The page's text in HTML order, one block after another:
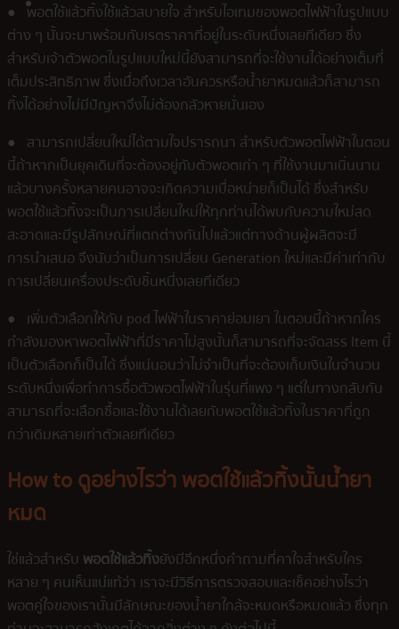
● พอตใช้แล้วทิ้งใช้แล้วสบายใจ สำหรับไอเทมของพอตไฟฟ้าในรูปแบบ
ต่าง ๆ นั้นจะมาพร้อมกับเรตราคาที่อยู่ในระดับหนึ่งเลยทีเดียว ซึ่ง
สำหรับเจ้าตัวพอตในรูปแบบใหม่นี้ยังสามารถที่จะใช้งานได้อย่างเต็มที่
เต็มประสิทธิภาพ ซึ่งเมื่อถึงเวลาอันควรหรือน้ำยาหมดแล้วก็สามารถ
ทิ้งได้อย่างไม่มีปัญหาจึงไม่ต้องกลัวหายนั่นเอง
● สามารถเปลี่ยนใหม่ได้ตามใจปรารถนา สำหรับตัวพอตไฟฟ้าในตอน
นี้ถ้าหากเป็นยุคเดิมที่จะต้องอยู่กับตัวพอตเก่า ๆ ที่ใช้งานมาเนิ่นนาน
แล้วบางครั้งหลายคนอาจจะเกิดความเบื่อหน่ายก็เป็นได้ ซึ่งสำหรับ
พอตใช้แล้วทิ้งจะเป็นการเปลี่ยนใหม่ให้ทุกท่านได้พบกับความใหม่สด
สะอาดและมีรูปลักษณ์ที่แตกต่างกันไปแล้วแต่ทางด้านผู้ผลิตจะมี
การนำเสนอ จึงนับว่าเป็นการเปลี่ยน Generation ใหม่และมีค่าเท่ากับ
การเปลี่ยนเครื่องประดับชิ้นหนึ่งเลยทีเดียว
● เพิ่มตัวเลือกให้กับ pod ไฟฟ้าในราคาย่อมเยา ในตอนนี้ถ้าหากใคร
กำลังมองหาพอตไฟฟ้าที่มีราคาไม่สูงนั้นก็สามารถที่จะจัดสรร Item นี้
เป็นตัวเลือกก็เป็นได้ ซึ่งแน่นอนว่าไม่จำเป็นที่จะต้องเก็บเงินในจำนวน
ระดับหนึ่งเพื่อทำการซื้อตัวพอตไฟฟ้าในรุ่นที่แพง ๆ แต่ในทางกลับกัน
สามารถที่จะเลือกซื้อและใช้งานได้เลยกับพอตใช้แล้วทิ้งในราคาที่ถูก
กว่าเดิมหลายเท่าตัวเลยทีเดียว
How to ดูอย่างไรว่า พอตใช้แล้วทิ้งนั้นน้ำยา
หมด
ใช่แล้วสำหรับ พอตใช้แล้วทิ้งยังมีอีกหนึ่งคำถามที่คาใจสำหรับใคร
หลาย ๆ คนเห็นแน่แท้ว่า เราจะมีวิธีการตรวจสอบและเช็คอย่างไรว่า
พอตคู่ใจของเรานั้นมีลักษณะของน้ำยาใกล้จะหมดหรือหมดแล้ว ซึ่งทุก